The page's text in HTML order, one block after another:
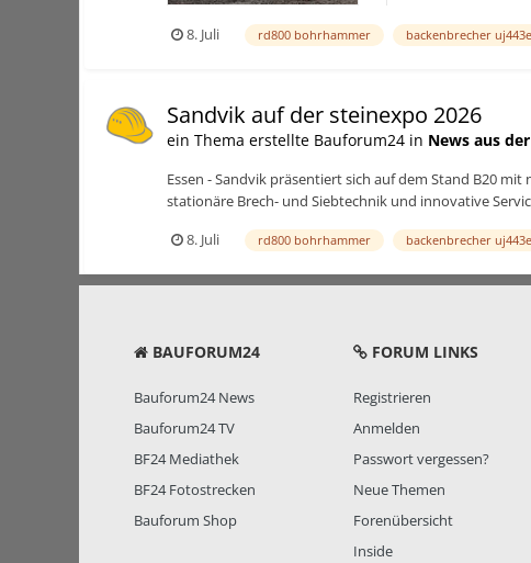
8. Juli rd800 bohrhammer backenbrecher uj443e
Sandvik auf der steinexpo 2026
ein Thema erstellte Bauforum24 in News aus
Essen - Sandvik präsentiert sich auf dem Stand B20
stationäre Brech- und Siebtechnik und innovative
8. Juli
rd800 bohrhammer backenbrecher uj443e
BAUFORUM24
Bauforum24 News
Bauforum24 TV
BF24 Mediathek
BF24 Fotostrecken
Bauforum Shop
FORUM LINKS
Registrieren
Anmelden
Passwort vergessen?
Neue Themen
Forenübersicht
Inside